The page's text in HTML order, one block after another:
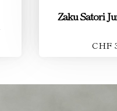
Zaku Satori
CHF